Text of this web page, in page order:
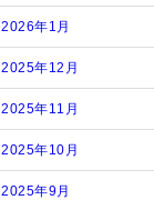
2026年1月
2025年12月
2025年11月
2025年10月
2025年9月